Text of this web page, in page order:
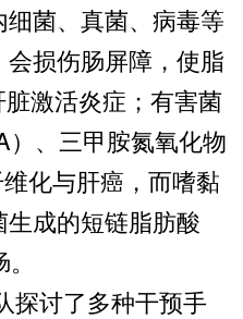
菌、真菌、病毒等
损伤肠屏障，使脂
激活炎症；有害菌
）、三甲胺氮氧化物
维化与肝癌，而嗜黏
成的短链脂肪酸
讨了多种干预手